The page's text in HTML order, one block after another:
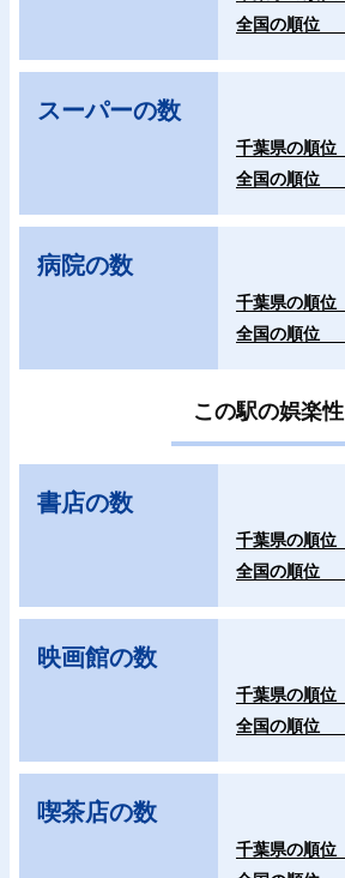
全国の順位
スーパーの数
千葉県の順位
全国の順位
病院の数
千葉県の順位
全国の順位
この駅の娯楽性
書店の数
千葉県の順位
全国の順位
映画館の数
千葉県の順位
全国の順位
喫茶店の数
千葉県の順位